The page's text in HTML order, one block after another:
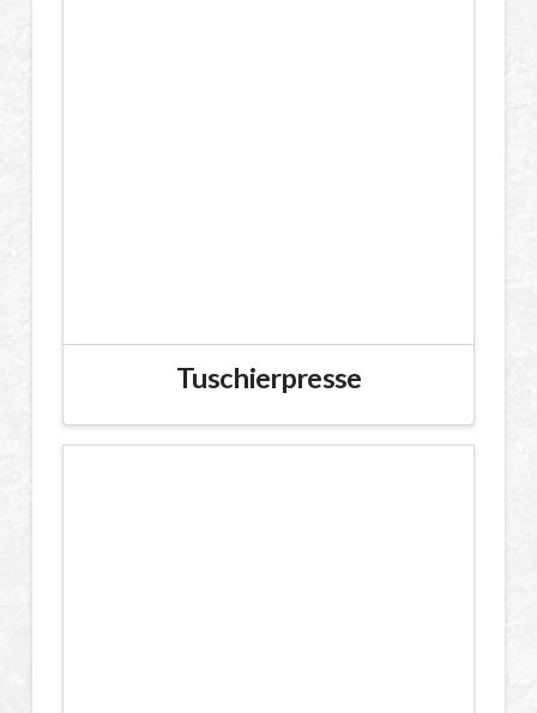
Tuschierpresse